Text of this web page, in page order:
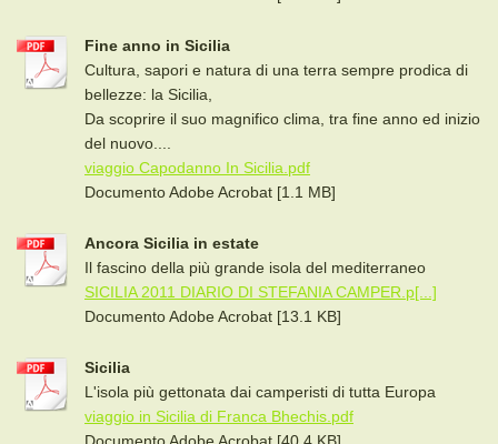
Fine anno in Sicilia
Cultura, sapori e natura di una terra sempre prodica di
bellezze: la Sicilia,
Da scoprire il suo magnifico clima, tra fine anno ed inizio
del nuovo....
viaggio Capodanno In Sicilia.pdf
Documento Adobe Acrobat [1.1 MB]
Ancora Sicilia in estate
Il fascino della più grande isola del mediterraneo
SICILIA 2011 DIARIO DI STEFANIA CAMPER.p[...]
Documento Adobe Acrobat [13.1 KB]
Sicilia
L'isola più gettonata dai camperisti di tutta Europa
viaggio in Sicilia di Franca Bhechis.pdf
Documento Adobe Acrobat [40.4 KB]